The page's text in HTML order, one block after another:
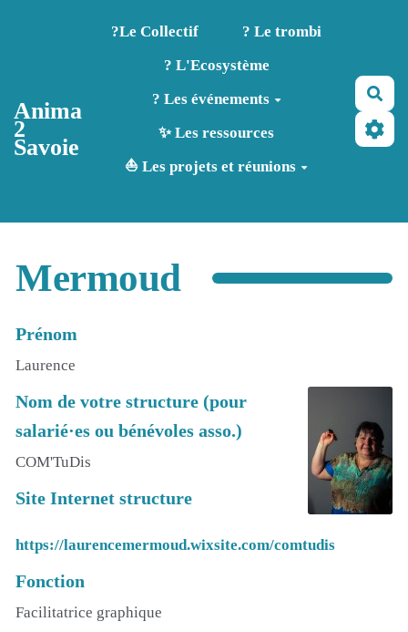
Aller au contenu principal
Anima
2
Savoie
?️Le Collectif
? Le trombi
? L'Ecosystème
? Les événements
✨ Les ressources
⛵ Les projets et réunions
Mermoud
Prénom
Laurence
Nom de votre structure (pour
salarié·es ou bénévoles asso.)
COM'TuDis
Site Internet structure
https://laurencemermoud.wixsite.com/comtudis
Fonction
Facilitatrice graphique